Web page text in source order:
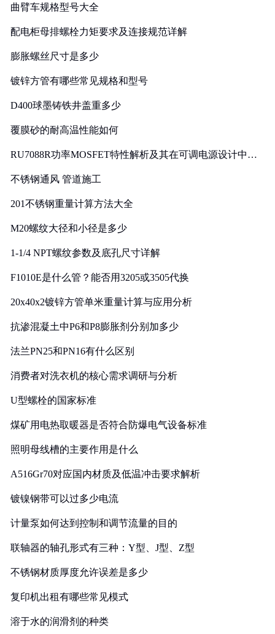
曲臂车规格型号大全
配电柜母排螺栓力矩要求及连接规范详解
膨胀螺丝尺寸是多少
镀锌方管有哪些常见规格和型号
D400球墨铸铁井盖重多少
覆膜砂的耐高温性能如何
RU7088R功率MOSFET特性解析及其在可调电源设计中的
不锈钢通风 管道施工
201不锈钢重量计算方法大全
M20螺纹大径和小径是多少
1-1/4 NPT螺纹参数及底孔尺寸详解
F1010E是什么管？能否用3205或3505代换
20x40x2镀锌方管单米重量计算与应用分析
抗渗混凝土中P6和P8膨胀剂分别加多少
法兰PN25和PN16有什么区别
消费者对洗衣机的核心需求调研与分析
U型螺栓的国家标准
煤矿用电热取暖器是否符合防爆电气设备标准
照明母线槽的主要作用是什么
A516Gr70对应国内材质及低温冲击要求解析
镀镍钢带可以过多少电流
计量泵如何达到控制和调节流量的目的
联轴器的轴孔形式有三种：Y型、J型、Z型
不锈钢材质厚度允许误差是多少
复印机出租有哪些常见模式
溶于水的润滑剂的种类